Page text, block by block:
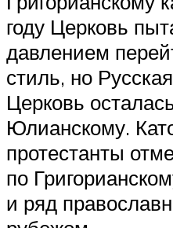
году Церковь
давлением
стиль, но
Церковь
Юлианскому.
протестанты
по
и ряд